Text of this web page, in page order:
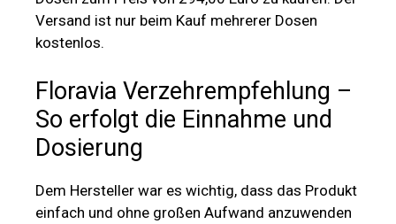
Versand ist nur beim Kauf mehrerer Dosen
kostenlos.
Floravia Verzehrempfehlung –
So erfolgt die Einnahme und
Dosierung
Dem Hersteller war es wichtig, dass das Produkt
einfach und ohne großen Aufwand anzuwenden